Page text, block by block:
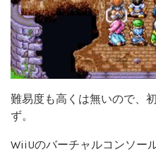
難易度も高くは無いので、
ず。
WiiUのバーチャルコンソー